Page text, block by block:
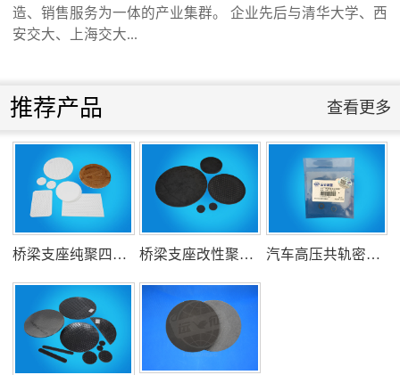
氟塑料行业兴氟沙龙...
组织客户体验深州蜜桃采摘...
衡水市委书记新项目开发参观...
造、销售服务为一体的产业集群。 企业先后与清华大学、西
安交大、上海交大...
推荐产品 查看更多
桥梁支座纯聚四氟乙烯滑板 桥梁支座改性聚四氟乙烯滑板 汽车高压共轨密封圈